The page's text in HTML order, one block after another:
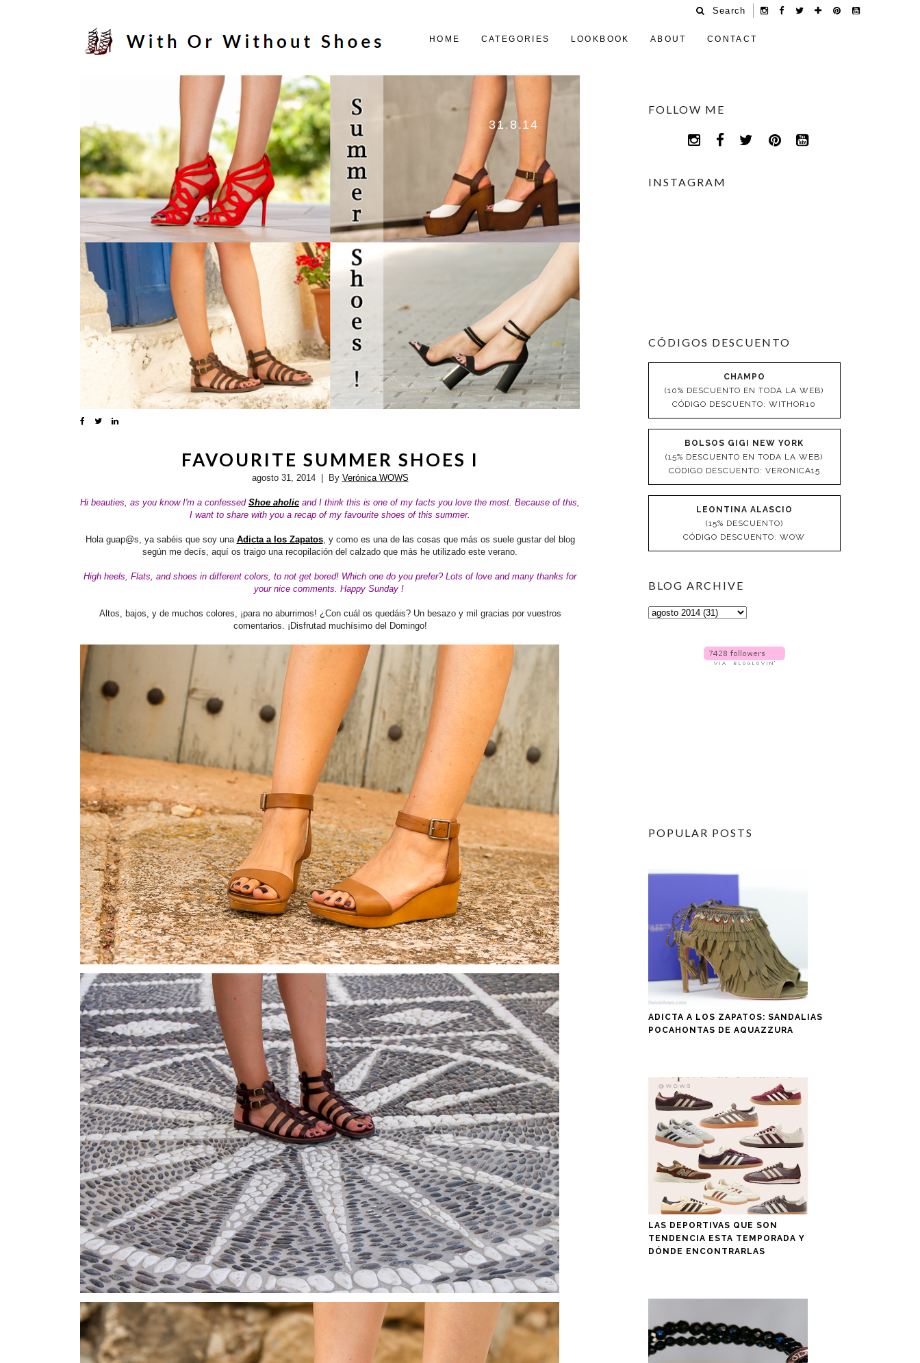
Search
HOME CATEGORIES LOOKBOOK ABOUT CONTACT
31.8.14
FAVOURITE SUMMER SHOES I
agosto 31, 2014| By Verónica WOWS
Hi beauties, as you know I'm a confessed Shoe aholic and I think this is one of my facts you love the most. Because of this,
I want to share with you a recap of my favourite shoes of this summer.
Hola guap@s, ya sabéis que soy una Adicta a los Zapatos, y como es una de las cosas que más os suele gustar del blog
según me decís, aquí os traigo una recopilación del calzado que más he utilizado este verano.
High heels, Flats, and shoes in different colors, to not get bored! Which one do you prefer? Lots of love and many thanks for
your nice comments. Happy Sunday !
Altos, bajos, y de muchos colores, ¡para no aburrirnos! ¿Con cuál os quedáis? Un besazo y mil gracias por vuestros
comentarios. ¡Disfrutad muchísimo del Domingo!
FOLLOW ME
INSTAGRAM
CÓDIGOS DESCUENTO
CHAMPO
(10% DESCUENTO EN TODA LA WEB)
CÓDIGO DESCUENTO: WITHOR10
BOLSOS GIGI NEW YORK
(15% DESCUENTO EN TODA LA WEB)
CÓDIGO DESCUENTO: VERONICA15
LEONTINA ALASCIO
(15% DESCUENTO)
CÓDIGO DESCUENTO: WOW
BLOG ARCHIVE
POPULAR POSTS
ADICTA A LOS ZAPATOS: SANDALIAS
POCAHONTAS DE AQUAZZURA
LAS DEPORTIVAS QUE SON
TENDENCIA ESTA TEMPORADA Y
DÓNDE ENCONTRARLAS